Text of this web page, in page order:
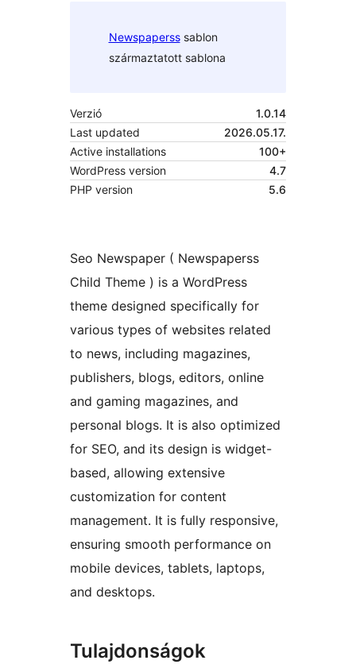
Newspapersssablon
származtatott sablona
Verzió
1.0.14
Last updated
2026.05.17.
Active installations
100+
WordPress version
4.7
PHP version
5.6
Seo Newspaper ( Newspaperss
Child Theme ) is a WordPress
theme designed specifically for
various types of websites related
to news, including magazines,
publishers, blogs, editors, online
and gaming magazines, and
personal blogs. It is also optimized
for SEO, and its design is widget-
based, allowing extensive
customization for content
management. It is fully responsive,
ensuring smooth performance on
mobile devices, tablets, laptops,
and desktops.
Tulajdonságok